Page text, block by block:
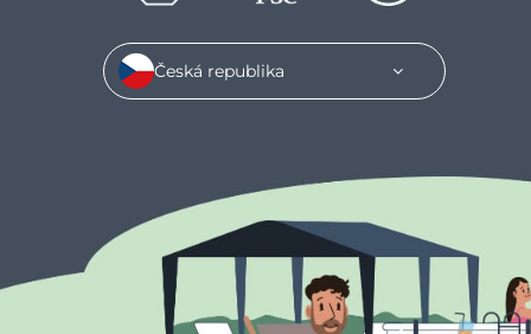
Česká republika